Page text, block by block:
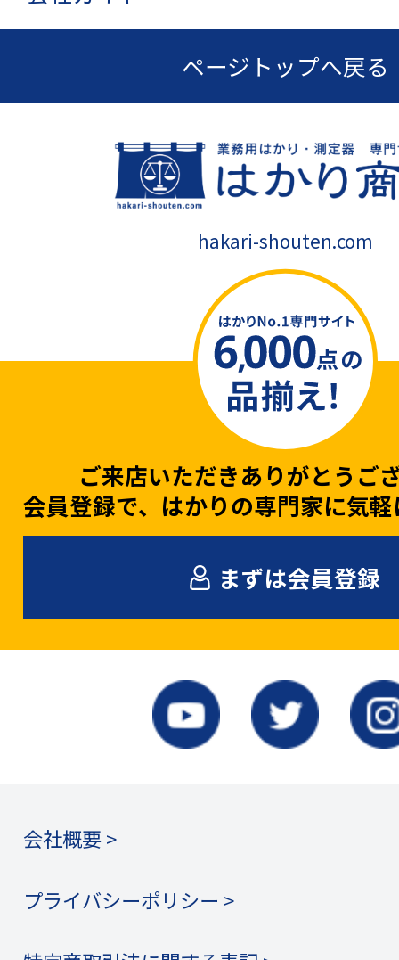
会社概要 >
プライバシーポリシー >
ご来店いただきありがとうご
会員登録で、はかりの専門家に気
まずは会員登録
ページトップへ戻る
hakari-shouten.com